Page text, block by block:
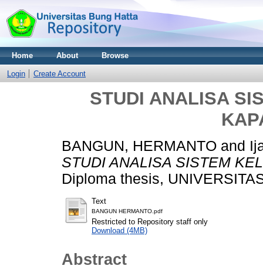
Home About Browse
Login Create Account
STUDI ANALISA
BANGUN, HERMANTO and
STUDI ANALISA SISTEM
Diploma thesis,
Text
BANGUN HERMANTO.pdf
Restricted to Repository staff only
Download (4MB)
Abstract